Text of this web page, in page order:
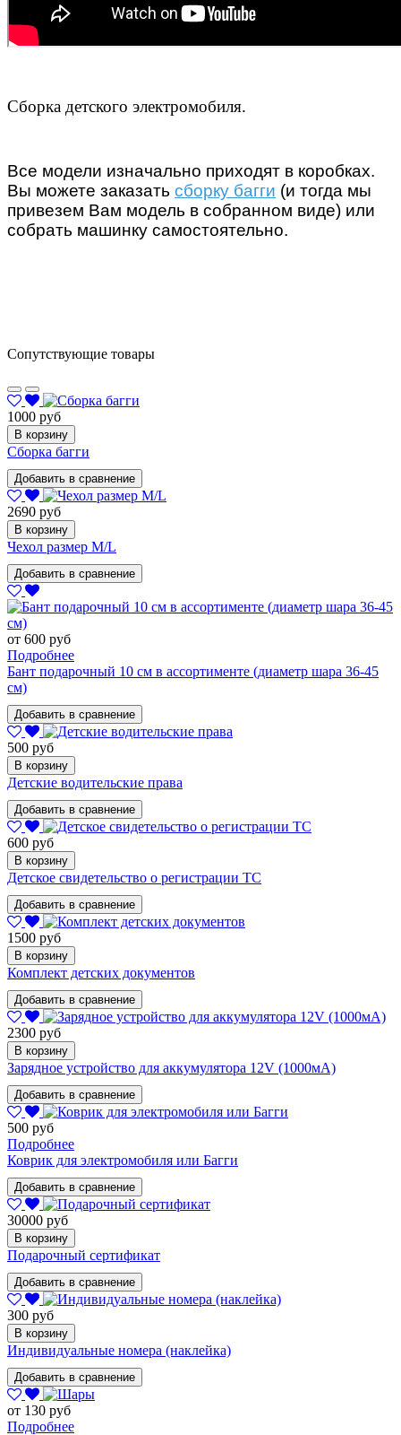
Сборка детского электромобиля.
Все модели изначально приходят в коробках.
Вы можете заказать сборку багги (и тогда мы
привезем Вам модель в собранном виде) или
собрать машинку самостоятельно.
Сопутствующие товары
1000 руб
В корзину
Сборка багги
Добавить в сравнение
2690 руб
В корзину
Чехол размер M/L
Добавить в сравнение
от 600 руб
Подробнее
Бант подарочный 10 см в ассортименте (диаметр шара 36-45
см)
Добавить в сравнение
500 руб
В корзину
Детские водительские права
Добавить в сравнение
600 руб
В корзину
Детское свидетельство о регистрации ТС
Добавить в сравнение
1500 руб
В корзину
Комплект детских документов
Добавить в сравнение
2300 руб
В корзину
Зарядное уcтройство для аккумулятора 12V (1000мА)
Добавить в сравнение
500 руб
Подробнее
Коврик для электромобиля или Багги
Добавить в сравнение
30000 руб
В корзину
Подарочный сертификат
Добавить в сравнение
300 руб
В корзину
Индивидуальные номера (наклейка)
Добавить в сравнение
от 130 руб
Подробнее